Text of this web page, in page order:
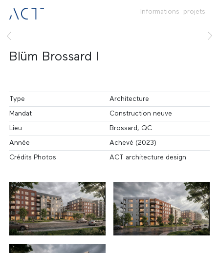
Informations projets
Blüm Brossard I
Type Architecture
Mandat Construction neuve
Lieu Brossard, QC
Année Achevé (2023)
Crédits Photos ACT architecture design